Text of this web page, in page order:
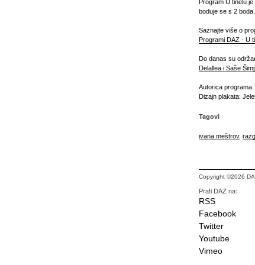
Program U tinelu
boduje se s 2 boda.
Saznajte više o
Programi DAZ - U
Do danas su
Delallea i Saše
Autorica programa:
Dizajn plakata:
Tagovi
ivana meštrov,
Copyright ©2026
Prati DAZ na:
RSS
Facebook
Twitter
Youtube
Vimeo